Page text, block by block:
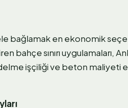
bağlamak en ekonomik
bahçe sınırı uygulamaları,
işçiliği ve beton maliyeti